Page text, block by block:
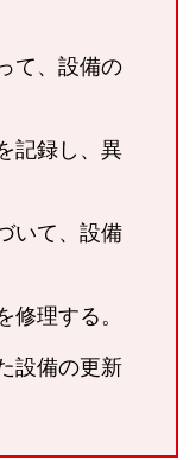
て、設備の
記録し、異
いて、設備
修理する。
設備の更新